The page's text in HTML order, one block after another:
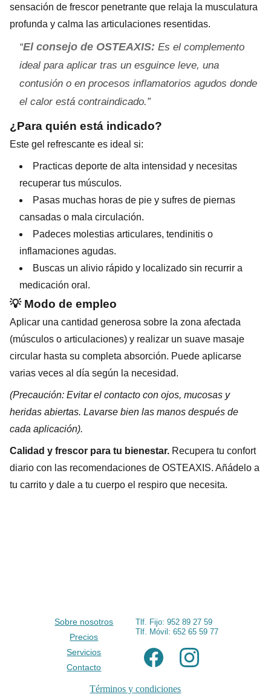
sensación de frescor penetrante que relaja la musculatura
profunda y calma las articulaciones resentidas.
El consejo de OSTEAXIS: Es el complemento
ideal para aplicar tras un esguince leve, una
contusión o en procesos inflamatorios agudos donde
el calor está contraindicado.
¿Para quién está indicado?
Este gel refrescante es ideal si:
Practicas deporte de alta intensidad y necesitas
recuperar tus músculos.
Pasas muchas horas de pie y sufres de piernas
cansadas o mala circulación.
Padeces molestias articulares, tendinitis o
inflamaciones agudas.
Buscas un alivio rápido y localizado sin recurrir a
medicación oral.
💡 Modo de empleo
Aplicar una cantidad generosa sobre la zona afectada
(músculos o articulaciones) y realizar un suave masaje
circular hasta su completa absorción. Puede aplicarse
varias veces al día según la necesidad.
(Precaución: Evitar el contacto con ojos, mucosas y
heridas abiertas. Lavarse bien las manos después de
cada aplicación).
Calidad y frescor para tu bienestar. Recupera tu confort
diario con las recomendaciones de OSTEAXIS. Añádelo a
tu carrito y dale a tu cuerpo el respiro que necesita.
Tlf. Fijo: 952 89 27 59
Tlf. Móvil: 652 65 59 77
Sobre nosotros
Precios
Servicios
Contacto
Términos y condiciones